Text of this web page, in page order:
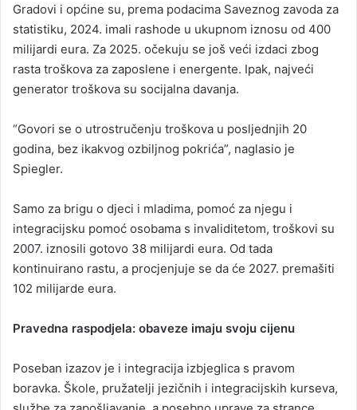
Gradovi i općine su, prema podacima Saveznog zavoda za
statistiku, 2024. imali rashode u ukupnom iznosu od 400
milijardi eura. Za 2025. očekuju se još veći izdaci zbog
rasta troškova za zaposlene i energente. Ipak, najveći
generator troškova su socijalna davanja.
“Govori se o utrostručenju troškova u posljednjih 20
godina, bez ikakvog ozbiljnog pokrića”, naglasio je
Spiegler.
Samo za brigu o djeci i mladima, pomoć za njegu i
integracijsku pomoć osobama s invaliditetom, troškovi su
2007. iznosili gotovo 38 milijardi eura. Od tada
kontinuirano rastu, a procjenjuje se da će 2027. premašiti
102 milijarde eura.
Pravedna raspodjela: obaveze imaju svoju cijenu
Poseban izazov je i integracija izbjeglica s pravom
boravka. Škole, pružatelji jezičnih i integracijskih kurseva,